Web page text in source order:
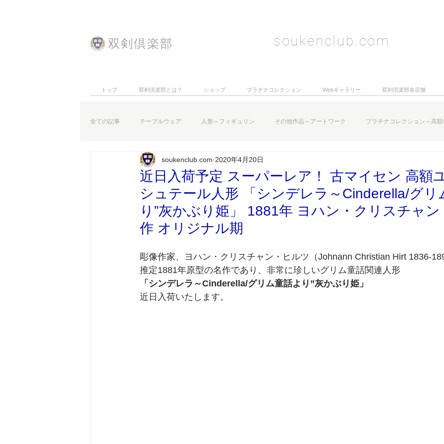
​双剣倶楽部 soukenclub.com
トップ 双剣倶楽部とは？ ショップ プラチナコレクション Webギャラリー 双剣倶楽部各店舗
全ての記事 テーブルウェア 人形～フィギュリン その他作品～アートワーク プラチナコレクション～高
お知らせなど
近日入荷予定 スーパーレア！ 古マイセン 高額
シュテール人形 「シンデレラ～Cinderella/グリ
り”灰かぶり姫」 1881年 ヨハン・クリスチャ
作 オリジナル期
soukenclub.com 2020年4月20日
彫像作家、ヨハン・クリスチャン・ヒルツ（Johnann Christian Hirt 1836-
推定1881年原型の名作であり、非常に珍しいグリム童話関連人形
「シンデレラ～Cinderella/グリム童話より”灰かぶり姫」
近日入荷いたします。